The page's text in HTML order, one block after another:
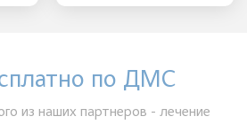
по ДМС
из наших партнеров - лечение